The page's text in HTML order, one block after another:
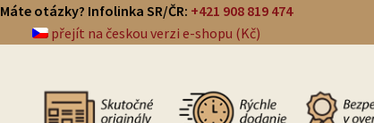
Máte otázky? Infolinka SR/ČR: +421 908 819 474
přejít na českou verzi e-shopu (Kč)